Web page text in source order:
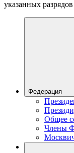
указанных разрядов
Федерация
Общее
Члены